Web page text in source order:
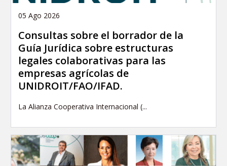
05 Ago 2026
Consultas sobre el borrador de la
Guía Jurídica sobre estructuras
legales colaborativas para las
empresas agrícolas de
UNIDROIT/FAO/IFAD.
La Alianza Cooperativa Internacional (...